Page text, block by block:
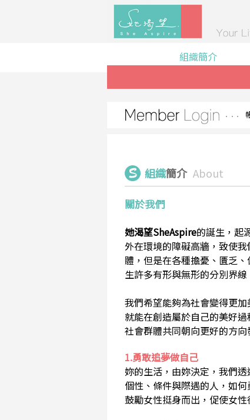
組織簡介
組織簡介 About
關於我們
她渴望SheAspire的誕生，起
外在環境的障礙高牆，致使
體，但是在各種擔憂、匱乏
生許多有形與無形的分別界
我們希望能夠為社會變得更
就能在創造屬於自己的美好
社會群體共同朝向更好的方
1.勇敢追夢做自己
妳的生活，由妳決定，我們
個性、條件與際遇的人，如
鼓勵女性挺身而出，促使女